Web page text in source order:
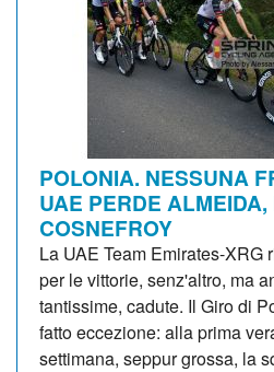
POLONIA. NESSUNA
UAE PERDE
COSNEFROY
La UAE Team Emirates-XRG
per le vittorie, senz'altro, ma
tantissime, cadute. Il Giro di
fatto eccezione: alla prima
settimana, seppur grossa, la